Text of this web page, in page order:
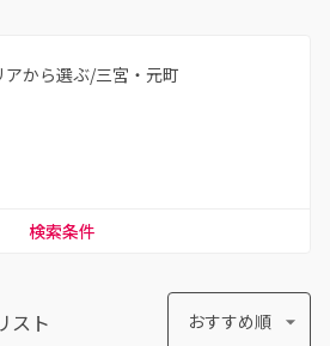
から選ぶ/三宮・元町
検索条件
スト おすすめ順